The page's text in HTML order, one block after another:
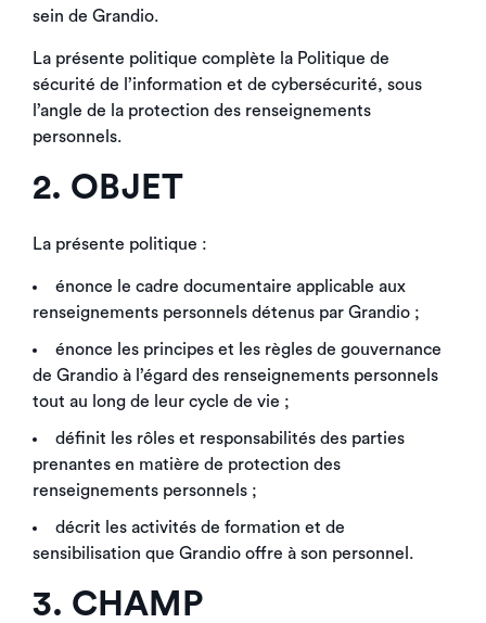
sein de Grandio.
La présente politique complète la Politique de
sécurité de l’information et de cybersécurité, sous
l’angle de la protection des renseignements
personnels.
2. OBJET
La présente politique :
énonce le cadre documentaire applicable aux
renseignements personnels détenus par Grandio ;
énonce les principes et les règles de gouvernance
de Grandio à l’égard des renseignements personnels
tout au long de leur cycle de vie ;
définit les rôles et responsabilités des parties
prenantes en matière de protection des
renseignements personnels ;
décrit les activités de formation et de
sensibilisation que Grandio offre à son personnel.
3. CHAMP